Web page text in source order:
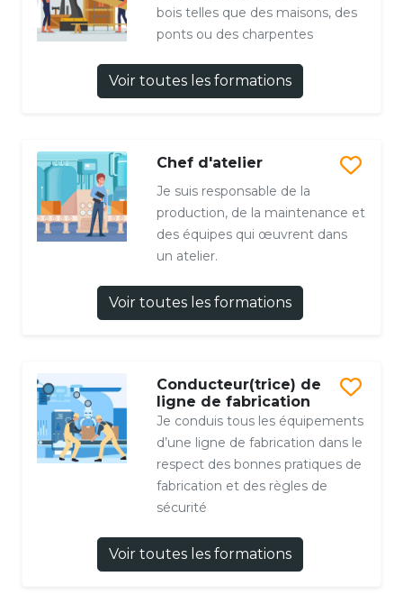
bois telles que des maisons, des
ponts ou des charpentes
Voir toutes les formations
Chef d'atelier
Je suis responsable de la
production, de la maintenance et
des équipes qui œuvrent dans
un atelier.
Voir toutes les formations
Conducteur(trice) de
ligne de fabrication
Je conduis tous les équipements
d’une ligne de fabrication dans le
respect des bonnes pratiques de
fabrication et des règles de
sécurité
Voir toutes les formations